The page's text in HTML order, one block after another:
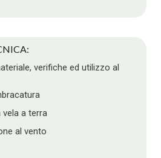
verifiche ed utilizzo al
vela a terra
al vento